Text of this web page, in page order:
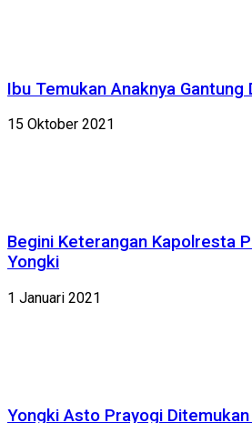
Ibu Temukan Anaknya Gantung
15 Oktober 2021
Begini Keterangan Kapolresta
Yongki
1 Januari 2021
Yongki Asto Prayogi